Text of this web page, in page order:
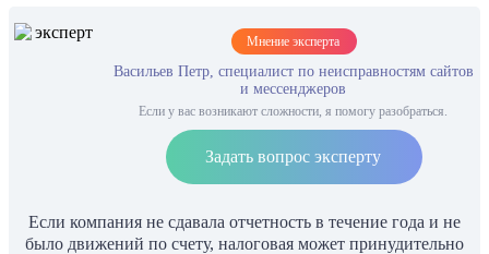
Мнение эксперта
Васильев Петр, специалист по неисправностям сайтов
и мессенджеров
Если у вас возникают сложности, я помогу разобраться.
Задать вопрос эксперту
Если компания не сдавала отчетность в течение года и не
было движений по счету, налоговая может принудительно